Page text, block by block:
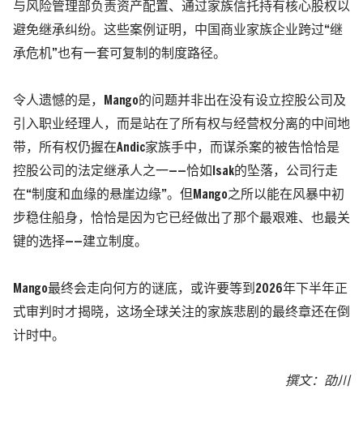
与风险管理部负责资产配置、通过家族信托持有核心股权以
避免继承纠纷。 这些案例证明，中国商业家族企业跨过“继
承危机”也有一套可复制的制度路径。
令人遗憾的是，Mango的问题并非出在没有设立控股公司及
引入职业经理人，而是站在了所有权与经营权分离的中间地
带，所有权仍握在Andic家族手中，而谋杀案的被告恰恰是
控股公司的法定继承人之一——恰如Isak的坠落，公司行走
在“制度和血缘的悬崖边缘”。但Mango之所以能在风暴中初
步稳住船身，恰恰是因为它已经做出了那个最艰难、也最关
键的选择——建立制度。
Mango最终会走向何方的谜底，或许要等到2026年下半年正
式审判时才揭晓，这场全球关注的家族悲剧的最终章还在倒
计时中。
撰文： 劭川